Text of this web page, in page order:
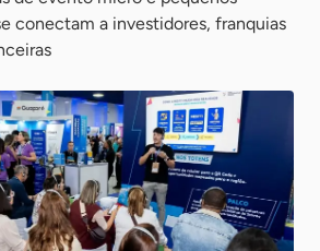
conectam a investidores, franquias